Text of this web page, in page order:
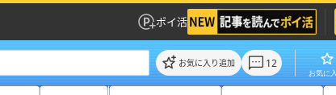
ポイ活
お気に入り追加 12
お気に